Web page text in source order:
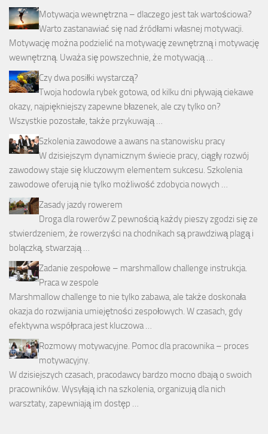
Motywacja wewnętrzna – dlaczego jest tak wartościowa?
Warto zastanawiać się nad źródłami własnej motywacji.
Motywację można podzielić na motywację zewnętrzną i motywację
wewnętrzną. Uważa się powszechnie, że motywacją …
Czy dwa posiłki wystarczą?
Twoja hodowla rybek gotowa, od kilku dni pływają ciekawe
okazy, najpiękniejszy zapewne błazenek, ale czy tylko on?
Wszystkie pozostałe, także przykuwają …
Szkolenia zawodowe a awans na stanowisku pracy
W dzisiejszym dynamicznym świecie pracy, ciągły rozwój
zawodowy staje się kluczowym elementem sukcesu. Szkolenia
zawodowe oferują nie tylko możliwość zdobycia nowych …
Zasady jazdy rowerem
Droga dla rowerów Z pewnością każdy pieszy zgodzi się ze
stwierdzeniem, że rowerzyści na chodnikach są prawdziwą plagą i
bolączką, stwarzają …
Zadanie zespołowe – marshmallow challenge instrukcja.
Praca w zespole
Marshmallow challenge to nie tylko zabawa, ale także doskonała
okazja do rozwijania umiejętności zespołowych. W czasach, gdy
efektywna współpraca jest kluczowa …
Rozmowy motywacyjne. Pomoc dla pracownika – proces
motywacyjny.
W dzisiejszych czasach, pracodawcy bardzo mocno dbają o swoich
pracowników. Wysyłają ich na szkolenia, organizują dla nich
warsztaty, zapewniają im dostęp …